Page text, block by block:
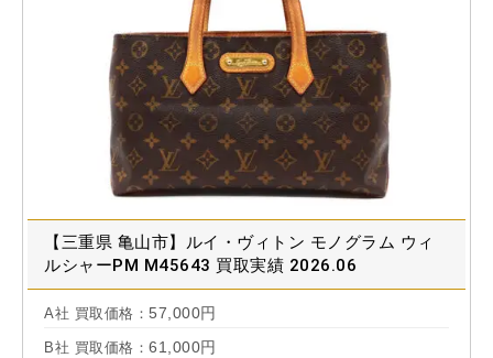
【三重県 亀山市】ルイ・ヴィトン モノグラム ウィ
ルシャーPM M45643 買取実績 2026.06
A社 買取価格： 57,000円
B社 買取価格： 61,000円